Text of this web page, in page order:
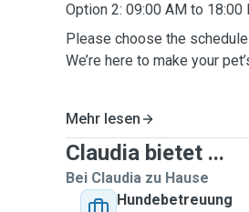
Option 2: 09:00 AM to 18:00
Please choose the
We’re here to make your
Mehr lesen
Claudia bietet ...
Bei Claudia zu Hause
Hundebetreuung